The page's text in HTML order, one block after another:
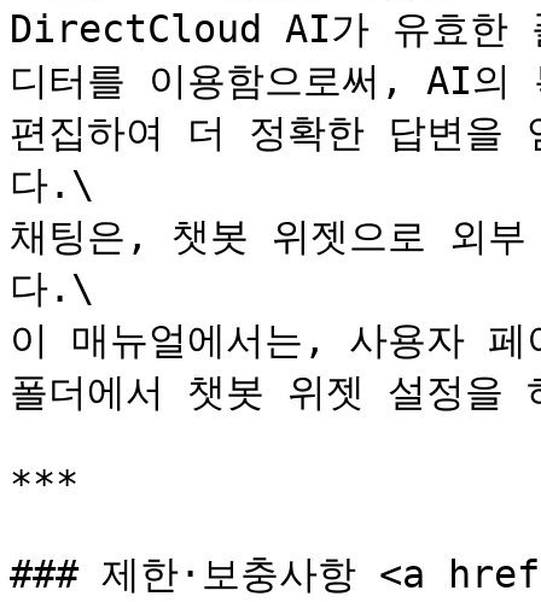
DirectCloud AI가 유효한
디터를 이용함으로써, AI의
편집하여 더 정확한 답변을
다.\
채팅은, 챗봇 위젯으로 외
다.\
이 매뉴얼에서는, 사용자
폴더에서 챗봇 위젯 설정을
***
### 제한·보충사항 <a